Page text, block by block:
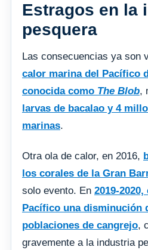
Estragos en la
pesquera
Las consecuencias ya son
calor marina del Pacífico
conocida como The Blob,
larvas de bacalao y 4
marinas.
Otra ola de calor, en 2016,
los corales de la Gran
solo evento. En 2019-
Pacífico una disminución
poblaciones de cangrejo,
gravemente a la industria